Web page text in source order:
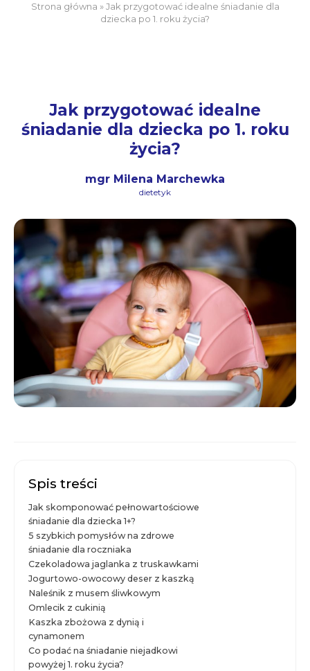
Strona główna »Jak przygotować idealne śniadanie dla
dziecka po 1. roku życia?
Jak przygotować idealne
śniadanie dla dziecka po 1. roku
życia?
mgr Milena Marchewka
dietetyk
Spis treści
Jak skomponować pełnowartościowe
śniadanie dla dziecka 1+?
5 szybkich pomysłów na zdrowe
śniadanie dla roczniaka
Czekoladowa jaglanka z truskawkami
Jogurtowo-owocowy deser z kaszką
Naleśnik z musem śliwkowym
Omlecik z cukinią
Kaszka zbożowa z dynią i
cynamonem
Co podać na śniadanie niejadkowi
powyżej 1. roku życia?